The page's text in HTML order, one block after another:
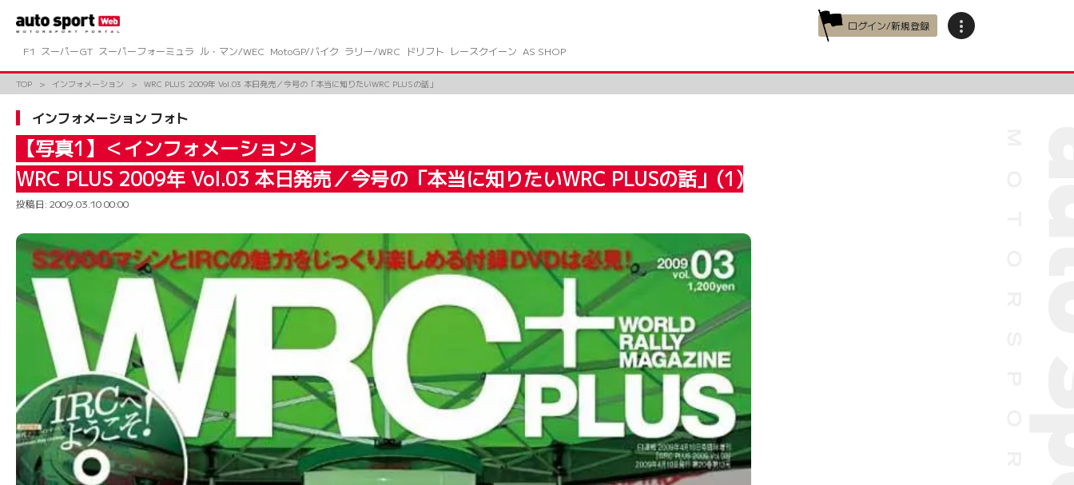
ツ
ス
ログイン/新規登録
F1
スーパーGT スーパーフォーミュラ ル・マン/WEC MotoGP/バイク ラリー/WRC ドリフト レースクイーン AS SHOP
TOP インフォメーション WRC PLUS 2009年 Vol.03 本日発売／今号の「本当に知りたいWRC PLUSの話」
インフォメーション フォト
【写真1】＜インフォメーション＞
WRC PLUS 2009年 Vol.03 本日発売／今号の「本当に知りたいWRC PLUSの話」(1)
投稿日: 2009.03.10 00:00